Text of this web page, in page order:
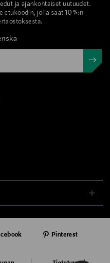
ja ajankohtaiset uutuudet.
etukoodin, jolla saat 10 %:n
Pinterest